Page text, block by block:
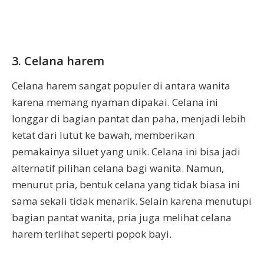
3. Celana harem
Celana harem sangat populer di antara wanita
karena memang nyaman dipakai. Celana ini
longgar di bagian pantat dan paha, menjadi lebih
ketat dari lutut ke bawah, memberikan
pemakainya siluet yang unik. Celana ini bisa jadi
alternatif pilihan celana bagi wanita. Namun,
menurut pria, bentuk celana yang tidak biasa ini
sama sekali tidak menarik. Selain karena menutupi
bagian pantat wanita, pria juga melihat celana
harem terlihat seperti popok bayi.